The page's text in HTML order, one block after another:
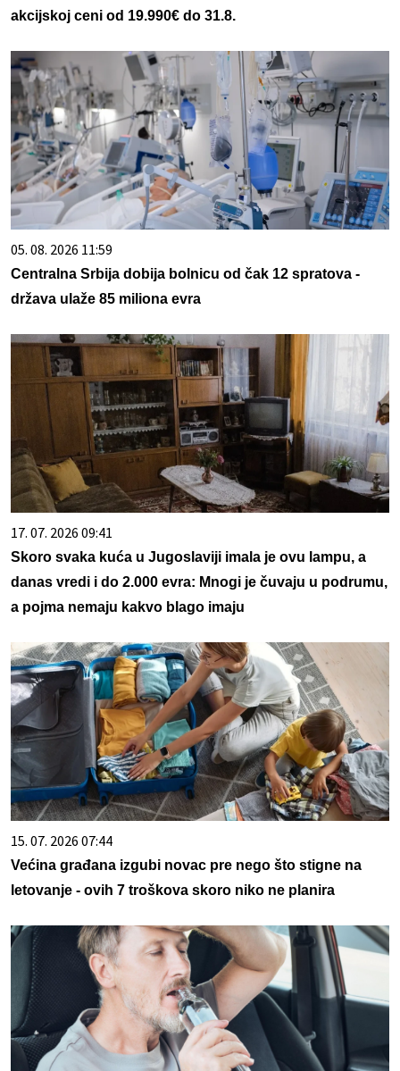
akcijskoj ceni od 19.990€ do 31.8.
05. 08. 2026 11:59
Centralna Srbija dobija bolnicu od čak 12 spratova -
država ulaže 85 miliona evra
17. 07. 2026 09:41
Skoro svaka kuća u Jugoslaviji imala je ovu lampu, a
danas vredi i do 2.000 evra: Mnogi je čuvaju u podrumu,
a pojma nemaju kakvo blago imaju
15. 07. 2026 07:44
Većina građana izgubi novac pre nego što stigne na
letovanje - ovih 7 troškova skoro niko ne planira